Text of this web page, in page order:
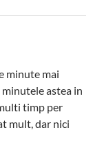
minute mai
astea in
timp per
mult, dar nici